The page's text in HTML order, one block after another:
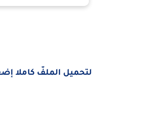
لتحميل الملفّ كاملا